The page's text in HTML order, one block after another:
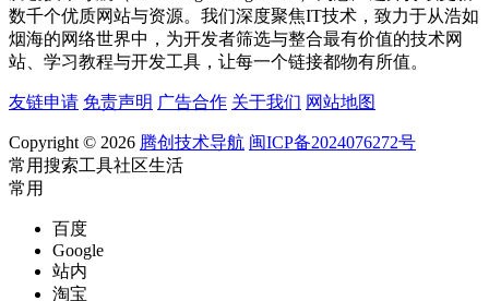
数千个优质网站与资源。我们深度聚焦IT技术，致力于从浩如
烟海的网络世界中，为开发者筛选与整合最有价值的技术网
站、学习教程与开发工具，让每一个链接都物有所值。
友链申请 免责声明 广告合作 关于我们 网站地图
Copyright © 2026 腾创技术导航 闽ICP备2024076272号
常用搜索工具社区生活
常用
百度
Google
站内
淘宝